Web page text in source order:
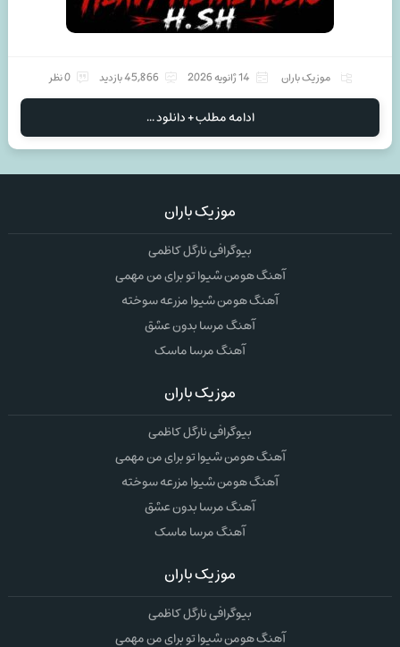
موزیک باران 14 ژانویه 2026 45,866 بازدید 0 نظر
ادامه مطلب + دانلود ...
موزیک باران
بیوگرافی نارگل کاظمی
آهنگ هومن شیوا تو برای من مهمی
آهنگ هومن شیوا مزرعه سوخته
آهنگ مرسا بدون عشق
آهنگ مرسا ماسک
موزیک باران
بیوگرافی نارگل کاظمی
آهنگ هومن شیوا تو برای من مهمی
آهنگ هومن شیوا مزرعه سوخته
آهنگ مرسا بدون عشق
آهنگ مرسا ماسک
موزیک باران
بیوگرافی نارگل کاظمی
آهنگ هومن شیوا تو برای من مهمی